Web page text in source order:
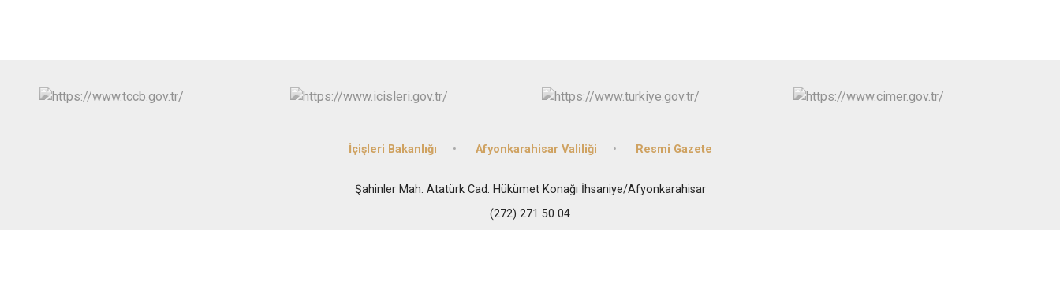
İçişleri Bakanlığı Afyonkarahisar Valiliği Resmi Gazete
Şahinler Mah. Atatürk Cad. Hükümet Konağı İhsaniye/Afyonkarahisar
(272) 271 50 04